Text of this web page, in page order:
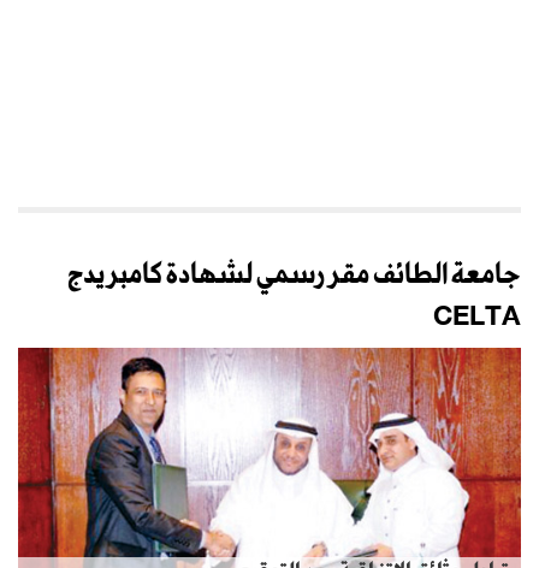
جامعة الطائف مقر رسمي لشهادة كامبريدج
CELTA